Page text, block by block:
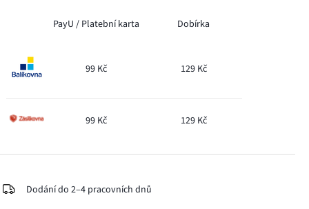
PayU / Platební karta Dobírka
99 Kč 129 Kč
99 Kč 129 Kč
Dodání do 2–4 pracovních dnů